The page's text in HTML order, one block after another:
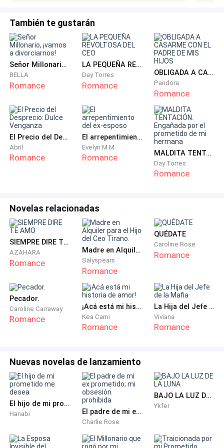
Y sin esperar a que él la invitara, se dirigió a su mesita
de servicio y se sirvió un trago para contrarrestar la
adrenalina, pero antes de que pudiera llevárselo a los
labios, Jackson se lo quitó bruscamente de la mano.
—¿Se te olvida lo que pasó la última vez que bebimos?
—¡Un error fue lo que pasó…! ¡Un lapsus…!
—Más bien una catástrofe con consecuencias
ridículamente desproporcionadas —gruñó Jackson
mirándola a los ojos—. Unas consecuencias con las
no queremos que el escándalo nos hunda.
Maggie se cruzó de brazos y levantó una ceja
divertida.
—¡Por favor! —bufó con impotencia—. ¡Tu familia tiene
porquer…!
—Estás embarazada —sentenció Jackson y la vio
tambalearse, con los ojos abiertos como platos.
—Tienes aproximadamente ocho semanas. El embrión
mide unos dieciséis milímetros. El tamaño de una
frambuesa, si prefieres algo más poético.
probablemente adquirió masa y gravedad propias.
También te gustarán
Señor Millonario, ¡vamos a divorciarnos!
BELLA
Romance
LA PEQUEÑA REVOLTOSA DEL CEO
Day Torres
Romance
OBLIGADA A CASARME CON EL PADRE DE MIS HIJOS
Pandora
Romance
El Precio del Desprecio: Dulce Venganza
Abril
Romance
El arrepentimiento del ex-esposo
Evelyn M.M
Romance MALDITA TENTACIÓN. Engañada por el prometido de mi hermana
Day Torres
Romance
Novelas relacionadas
SIEMPRE DIRE TE AMO
AZAHARA
Romance
Madre en Alquiler para el Hijo del Ceo Tirano.
Salyspears
Romance
QUÉDATE
Caroline Rose
Romance
Pecador.
Caroline Carraway
Romance
¡Acá está mi historia de amor!
Kea Cami
Romance
La Hija del Jefe de la Mafia
Viviana
Romance
Nuevas novelas de lanzamiento
El hijo de mi prometido me desea
Hanabi El padre de mi ex prometido; mi obsesión prohibida
Charlie Rose
BAJO LA LUZ DE LA LUNA
Ykfer